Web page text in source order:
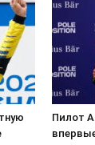
Пилот